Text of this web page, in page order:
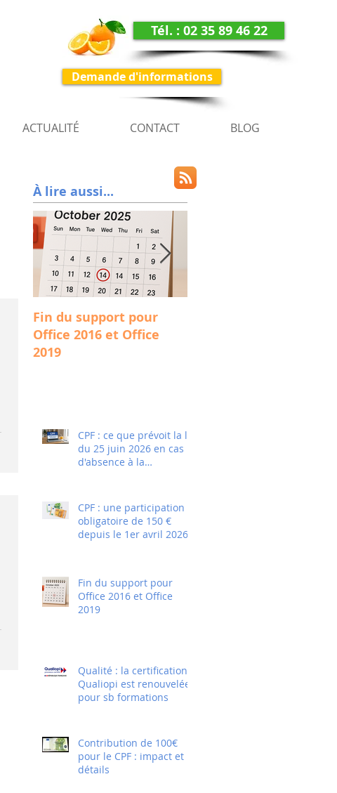
Tél. : 02 35 89 46 22
Demande d'informations
ACTUALITÉ CONTACT BLOG
À lire aussi...
Fin du support pour
Office 2016 et Office
2019
CPF : ce que prévoit la loi
du 25 juin 2026 en cas
d'absence à la
CPF : une participation
obligatoire de 150 €
depuis le 1er avril 2026
Fin du support pour
Office 2016 et Office
2019
Qualité : la certification
Qualiopi est renouvelée
pour sb formations
Contribution de 100€
pour le CPF : impact et
détails